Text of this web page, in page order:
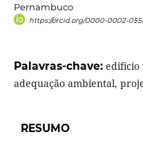
Pernambuco
https://orcid.org/0000-0002-
Palavras-chave: edifício
adequação ambiental,
RESUMO